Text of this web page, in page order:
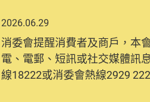
2026.06.29
消委會提醒消費者及商戶，本
電、電郵、短訊或社交媒體訊
線18222或消委會熱線2929